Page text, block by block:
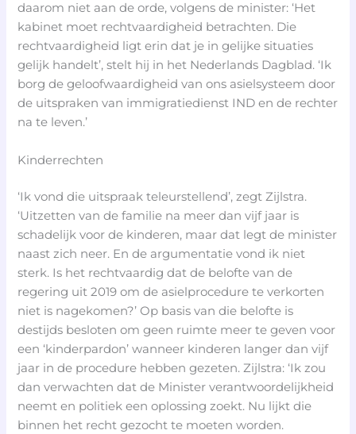
daarom niet aan de orde, volgens de minister: ‘Het
kabinet moet rechtvaardigheid betrachten. Die
rechtvaardigheid ligt erin dat je in gelijke situaties
gelijk handelt’, stelt hij in het Nederlands Dagblad. ‘Ik
borg de geloofwaardigheid van ons asielsysteem door
de uitspraken van immigratiedienst IND en de rechter
na te leven.’
Kinderrechten
‘Ik vond die uitspraak teleurstellend’, zegt Zijlstra.
‘Uitzetten van de familie na meer dan vijf jaar is
schadelijk voor de kinderen, maar dat legt de minister
naast zich neer. En de argumentatie vond ik niet
sterk. Is het rechtvaardig dat de belofte van de
regering uit 2019 om de asielprocedure te verkorten
niet is nagekomen?’ Op basis van die belofte is
destijds besloten om geen ruimte meer te geven voor
een ‘kinderpardon’ wanneer kinderen langer dan vijf
jaar in de procedure hebben gezeten. Zijlstra: ‘Ik zou
dan verwachten dat de Minister verantwoordelijkheid
neemt en politiek een oplossing zoekt. Nu lijkt die
binnen het recht gezocht te moeten worden.